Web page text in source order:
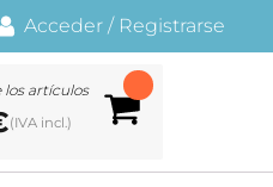
Acceder / Registrarse
artículos